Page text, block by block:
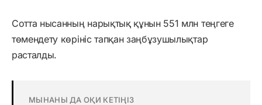
Cотта нысанның нарықтық құнын 551 млн теңгеге
төмендету көрініс тапқан заңбұзушылықтар
расталды.
МЫНАНЫ ДА ОҚИ КЕТІҢІЗ